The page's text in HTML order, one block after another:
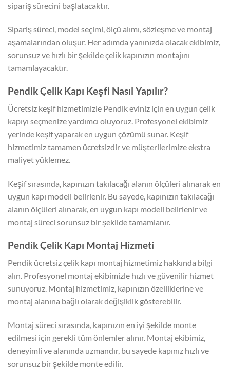
sipariş sürecini başlatacaktır.
Sipariş süreci, model seçimi, ölçü alımı, sözleşme ve montaj
aşamalarından oluşur. Her adımda yanınızda olacak ekibimiz,
sorunsuz ve hızlı bir şekilde çelik kapınızın montajını
tamamlayacaktır.
Pendik Çelik Kapı Keşfi Nasıl Yapılır?
Ücretsiz keşif hizmetimizle Pendik eviniz için en uygun çelik
kapıyı seçmenize yardımcı oluyoruz. Profesyonel ekibimiz
yerinde keşif yaparak en uygun çözümü sunar. Keşif
hizmetimiz tamamen ücretsizdir ve müşterilerimize ekstra
maliyet yüklemez.
Keşif sırasında, kapınızın takılacağı alanın ölçüleri alınarak en
uygun kapı modeli belirlenir. Bu sayede, kapınızın takılacağı
alanın ölçüleri alınarak, en uygun kapı modeli belirlenir ve
montaj süreci sorunsuz bir şekilde tamamlanır.
Pendik Çelik Kapı Montaj Hizmeti
Pendik ücretsiz çelik kapı montaj hizmetimiz hakkında bilgi
alın. Profesyonel montaj ekibimizle hızlı ve güvenilir hizmet
sunuyoruz. Montaj hizmetimiz, kapınızın özelliklerine ve
montaj alanına bağlı olarak değişiklik gösterebilir.
Montaj süreci sırasında, kapınızın en iyi şekilde monte
edilmesi için gerekli tüm önlemler alınır. Montaj ekibimiz,
deneyimli ve alanında uzmandır, bu sayede kapınız hızlı ve
sorunsuz bir şekilde monte edilir.